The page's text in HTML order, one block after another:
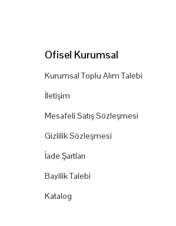
Ofisel Kurumsal
Kurumsal Toplu Alım Talebi
İletişim
Mesafeli Satış Sözleşmesi
Gizlilik Sözleşmesi
İade Şartları
Bayilik Talebi
Katalog